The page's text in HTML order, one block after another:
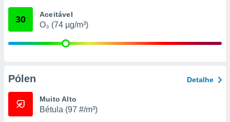
através
estudos
30 Aceitável
O₃ (74 µg/m³)
Pólen Detalhe
Muito Alto
Bétula (97 #/m³)